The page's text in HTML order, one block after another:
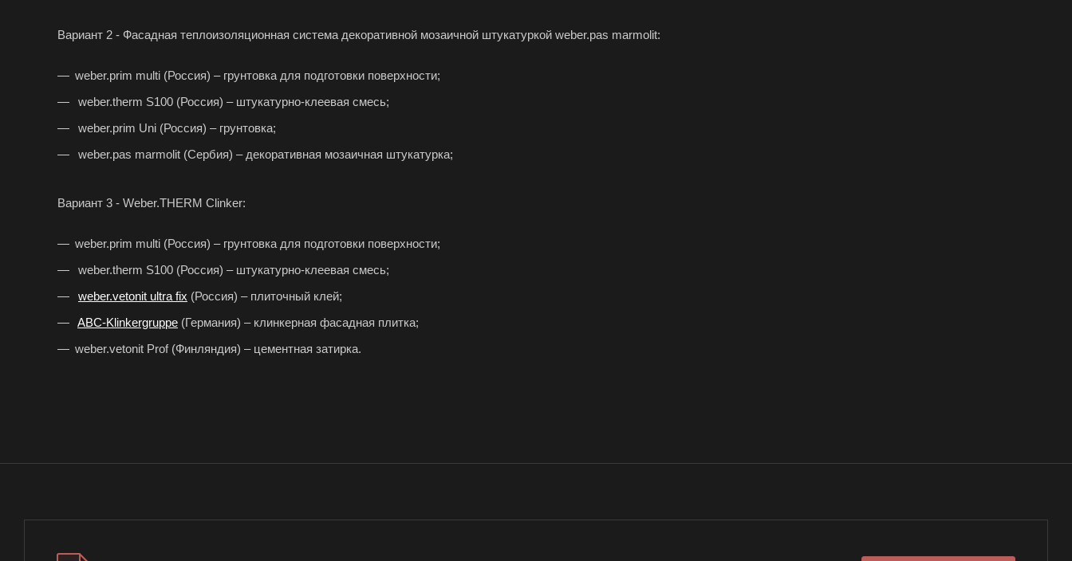
Вариант 2 - Фасадная теплоизоляционная система декоративной мозаичной штукатуркой weber.pas marmolit:
weber.prim multi (Россия) – грунтовка для подготовки поверхности;
weber.therm S100 (Россия) – штукатурно-клеевая смесь;
weber.prim Uni (Россия) – грунтовка;
weber.pas marmolit (Сербия) – декоративная мозаичная штукатурка;
Вариант 3 - Weber.THERM Clinker:
weber.prim multi (Россия) – грунтовка для подготовки поверхности;
weber.therm S100 (Россия) – штукатурно-клеевая смесь;
weber.vetonit ultra fix (Россия) – плиточный клей;
ABC-Klinkergruppe (Германия) – клинкерная фасадная плитка;
weber.vetonit Prof (Финляндия) – цементная затирка.